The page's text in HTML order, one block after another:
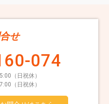
せ
074
（日祝休）
（日祝休）